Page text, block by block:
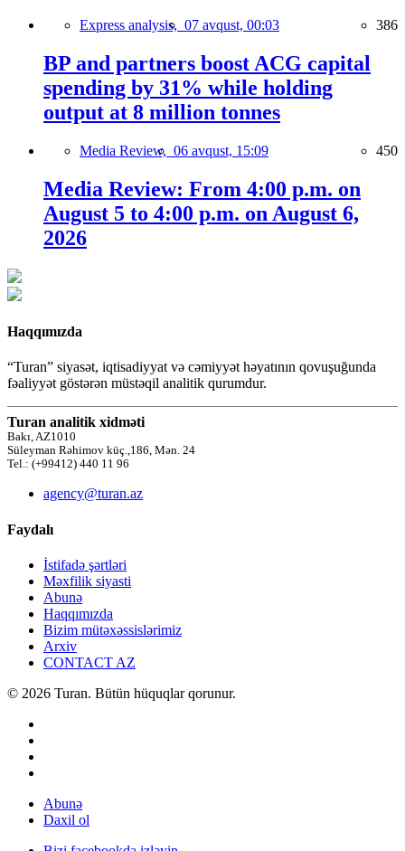
Express analysis, 07 avqust, 00:03 386
BP and partners boost ACG capital
spending by 31% while holding
output at 8 million tonnes
Media Review, 06 avqust, 15:09 450
Media Review: From 4:00 p.m. on
August 5 to 4:00 p.m. on August 6,
2026
Haqqımızda
“Turan” siyasət, iqtisadiyyat və cəmiyyət həyatının qovuşuğunda
fəaliyyət göstərən müstəqil analitik qurumdur.
Turan analitik xidməti
Bakı, AZ1010
Süleyman Rəhimov küç.,186, Mən. 24
Tel.: (+99412) 440 11 96
agency@turan.az
Faydalı
İstifadə şərtləri
Məxfilik siyasti
Abunə
Haqqımızda
Bizim mütəxəssislərimiz
Arxiv
CONTACT AZ
© 2026 Turan. Bütün hüquqlar qorunur.
Abunə
Daxil ol